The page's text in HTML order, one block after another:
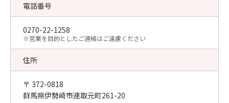
電話番号
0270-22-1258
​※営業を目的としたご連絡はご遠慮ください
住所
〒 372-0818
群馬県伊勢崎市連取元町261-20